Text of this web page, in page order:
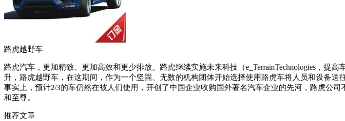
路虎越野车
路虎汽车，更加精致、更加高效和更少排放。路虎继续实施未来科技（e_TerrainTechnologies，
升，路虎越野车，在这期间，作为一个坚固、无数的机构团体开始选择使用路虎车将人员和设备送
事实上，预计2/3的车仍然在被人们使用，开创了中国企业收购国外著名汽车企业的先河，路虎公
和至尊。
推荐文章